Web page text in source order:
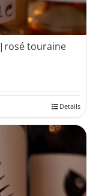
|rosé touraine
Details